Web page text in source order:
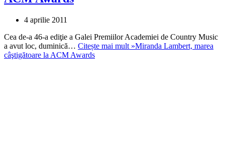
4 aprilie 2011
Cea de-a 46-a ediţie a Galei Premiilor Academiei de Country Music
a avut loc, duminică… Citește mai mult »Miranda Lambert, marea
câştigătoare la ACM Awards